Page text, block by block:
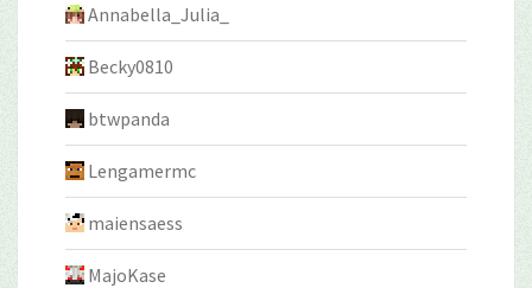
Annabella_Julia_
Becky0810
btwpanda
Lengamermc
maiensaess
MajoKase